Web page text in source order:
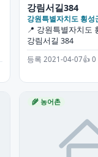
강림서길384
강원특별자치도 횡성
📍 강원특별자치도
강림서길 384
등록 2021-04-07👍 0
🌾 농어촌